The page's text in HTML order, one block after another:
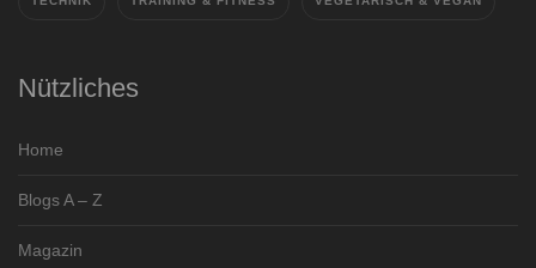
Nützliches
Home
Blogs A – Z
Magazin